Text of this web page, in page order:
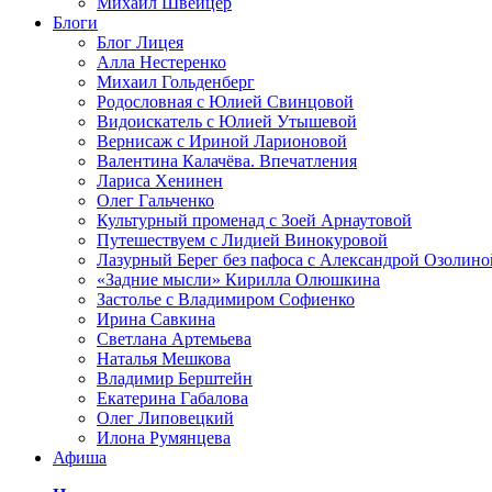
Блоги
Блог Лицея
Алла Нестеренко
Михаил Гольденберг
Родословная с Юлией Свинцовой
Видоискатель с Юлией Утышевой
Вернисаж с Ириной Ларионовой
Валентина Калачёва. Впечатления
Лариса Хенинен
Олег Гальченко
Культурный променад с Зоей Арнаутовой
Путешествуем с Лидией Винокуровой
Лазурный Берег без пафоса с Александрой
«Задние мысли» Кирилла Олюшкина
Застолье с Владимиром Софиенко
Ирина Савкина
Светлана Артемьева
Наталья Мешкова
Владимир Берштейн
Екатерина Габалова
Олег Липовецкий
Илона Румянцева
Афиша